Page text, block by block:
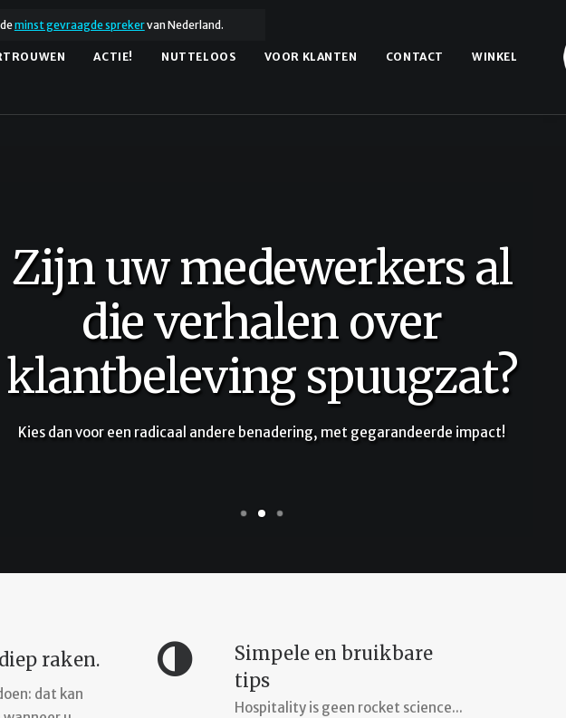
minst gevraagde sprekervan Nederland.
ACTIE! NUTTELOOS VOOR KLANTEN CONTACT WINKEL
al
over
met gegarandeerde impact!
raken.
dat kan
Simpele en bruikbare
tips
Hospitality is geen rocket science...